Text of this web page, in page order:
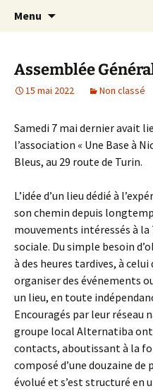
Une Base à
Expérimenter les
désirable et
Menu
Assemblée
15 mai 2022 Non classé
Samedi 7 mai dernier avait
l’association « Une Base à
Bleus, au 29 route de Turin.
L’idée d’un lieu dédié à
son chemin depuis
mouvements intéressés à
sociale. Du simple besoin
à des heures tardives, à
organiser des événements
un lieu, en toute
Encouragés par leur réseau
groupe local Alternatiba
contacts, aboutissant à la
composé d’une douzaine de
évolué et s’est structuré en